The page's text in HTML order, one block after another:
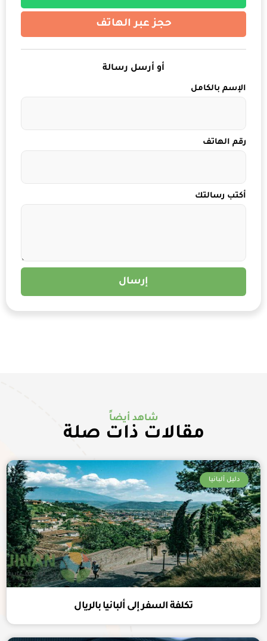
حجز عبر الهاتف
أو أرسل رسالة
الإسم بالكامل
رقم الهاتف
أكتب رسالتك
إرسال
شاهد أيضاً
مقالات ذات صلة
دليل ألبانيا
تكلفة السفر إلى ألبانيا بالريال